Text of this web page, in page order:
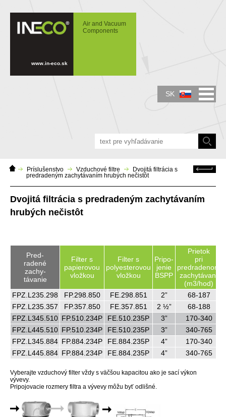
Dvojitá filtrácia s predradeným
zachytávaním hrubých nečistôt
Air and Vacuum
Components
www.in-eco.sk
Domáca
stránka
Príslušenstvo Vzduchové filtre
Dvojitá filtrácia s
predradeným zachytávaním hrubých nečistôt
Späť
Dvojitá filtrácia s predradeným zachytávaním
hrubých nečistôt
Pred-
radené
zachy-
távanie
Filter s
papierovou
vložkou
Filter s
polyesterovou
vložkou
Pripo-
jenie
BSPP
Prietok
pri
predradenom
zachytávaní
(m3/hod)
FPZ.L235.298
FP.298.850 FE.298.851 2”
68-187
FPZ.L235.357
FP.357.850 FE.357.851 2 ½”
68-188
FPZ.L345.510 FP.510.234P FE.510.235P 3”
170-340
FPZ.L445.510 FP.510.234P FE.510.235P 3”
340-765
FPZ.L345.884 FP.884.234P FE.884.235P 4”
170-340
FPZ.L445.884 FP.884.234P FE.884.235P 4” 340-765
Vyberajte vzduchový filter vždy s väčšou kapacitou ako je sací výkon
vývevy.
Pripojovacie rozmery filtra a vývevy môžu byť odlišné.
SK